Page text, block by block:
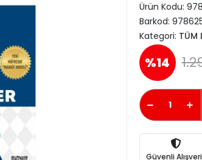
Ürün Kodu:
Barkod:
Kategori: TÜM
%14
Güvenli